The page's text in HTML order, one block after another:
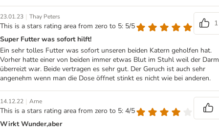
23.01.23 | Thay Peters
This is a stars rating area from zero to 5: 5/5
1
Super Futter was sofort hilft!
Ein sehr tolles Futter was sofort unseren beiden Katern geholfen hat.
Vorher hatte einer von beiden immer etwas Blut im Stuhl weil der Darm
überreizt war. Beide vertragen es sehr gut. Der Geruch ist auch sehr
angenehm wenn man die Dose öffnet stinkt es nicht wie bei anderen.
14.12.22 | Arne
This is a stars rating area from zero to 5: 4/5
Wirkt Wunder,aber